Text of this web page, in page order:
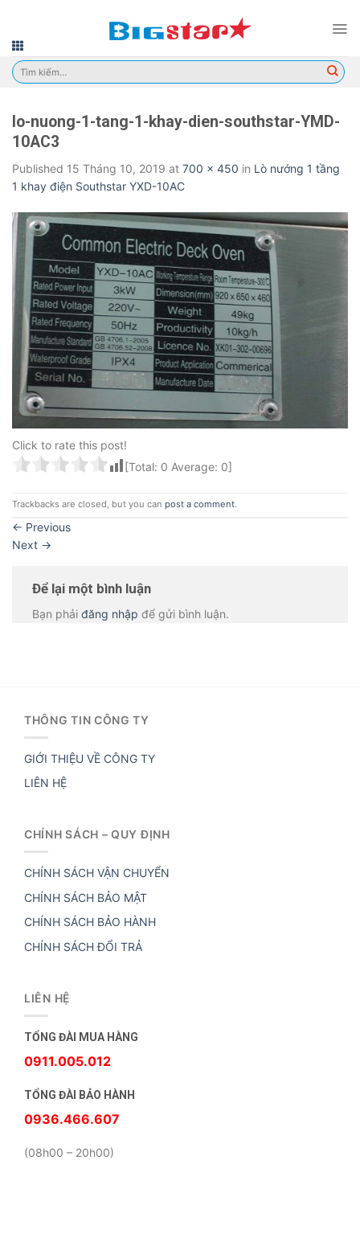
content
Tìm
kiếm:
lo-nuong-1-tang-1-khay-dien-southstar-YMD-
10AC3
Published 15 Tháng 10, 2019 at 700 × 450 in Lò nướng 1 tầng
1 khay điện Southstar YXD-10AC
Click to rate this post!
[Total: 0 Average: 0]
Trackbacks are closed, but you can post a comment.
← Previous
Next →
Để lại một bình luận
Bạn phải đăng nhập để gửi bình luận.
THÔNG TIN CÔNG TY
GIỚI THIỆU VỀ CÔNG TY
LIÊN HỆ
CHÍNH SÁCH – QUY ĐỊNH
CHÍNH SÁCH VẬN CHUYỂN
CHÍNH SÁCH BẢO MẬT
CHÍNH SÁCH BẢO HÀNH
CHÍNH SÁCH ĐỔI TRẢ
LIÊN HỆ
TỔNG ĐÀI MUA HÀNG
0911.005.012
TỔNG ĐÀI BẢO HÀNH
0936.466.607
(08h00 – 20h00)